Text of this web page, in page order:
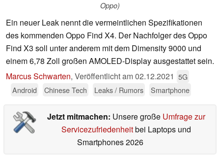
Oppo)
Ein neuer Leak nennt die vermeintlichen Spezifikationen
des kommenden Oppo Find X4. Der Nachfolger des Oppo
Find X3 soll unter anderem mit dem Dimensity 9000 und
einem 6,78 Zoll großen AMOLED-Display ausgestattet sein.
Marcus Schwarten, Veröffentlicht am02.12.2021 5G
Android
Chinese Tech Leaks / Rumors Smartphone
Jetzt mitmachen: Unsere große Umfrage zur
Servicezufriedenheitbei Laptops und
Smartphones 2026